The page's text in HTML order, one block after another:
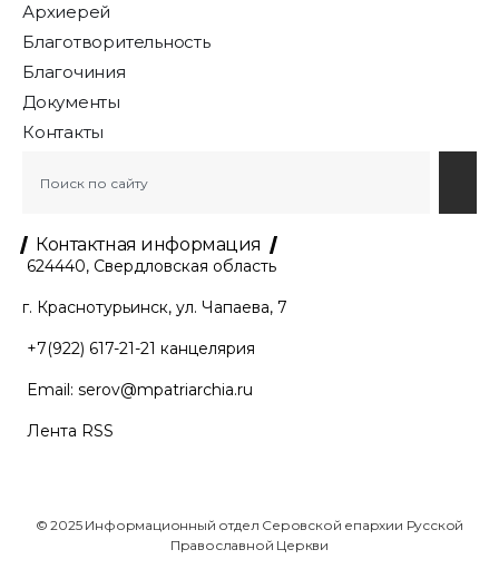
Архиерей
Благотворительность
Благочиния
Документы
Контакты
Контактная информация
624440, Свердловская область
г. Краснотурьинск, ул. Чапаева, 7
+7(922) 617-21-21 канцелярия
Email: serov@mpatriarchia.ru
Лента RSS
© 2025 Информационный отдел Серовской епархии Русской
Православной Церкви